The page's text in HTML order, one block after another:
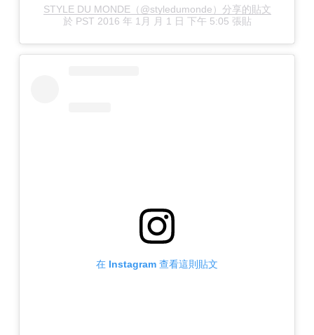
STYLE DU MONDE（@styledumonde）分享的貼文
於 PST 2016 年 1月 月 1 日 下午 5:05 張貼
在 Instagram 查看這則貼文